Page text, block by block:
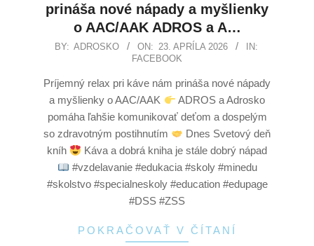
prináša nové nápady a myšlienky
o AAC/AAK ADROS a A…
BY: ADROSKO ON: 23. APRÍLA 2026
IN:
FACEBOOK
Príjemný relax pri káve nám prináša nové nápady
a myšlienky o AAC/AAK
ADROS a Adrosko
pomáha ľahšie komunikovať deťom a dospelým
so zdravotným postihnutím
Dnes Svetový deň
kníh
Káva a dobrá kniha je stále dobrý nápad
#vzdelavanie #edukacia #skoly #minedu
#skolstvo #specialneskoly #education #edupage
#DSS #ZSS
POKRAČOVAŤ V ČÍTANÍ